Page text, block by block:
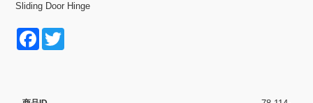
Sliding Door Hinge
F